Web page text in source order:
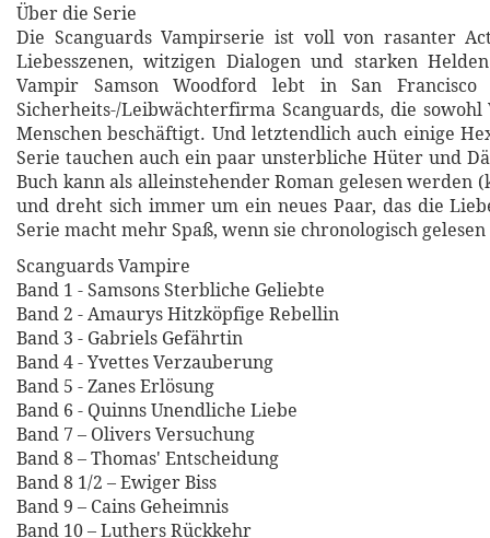
Über die Serie
Die Scanguards Vampirserie ist voll von rasanter
Liebesszenen, witzigen Dialogen und starken
Vampir Samson Woodford lebt in San
Sicherheits-/Leibwächterfirma Scanguards, die sowohl
Menschen beschäftigt. Und letztendlich auch einige
Serie tauchen auch ein paar unsterbliche Hüter und
Buch kann als alleinstehender Roman gelesen werden
und dreht sich immer um ein neues Paar, das die
Serie macht mehr Spaß, wenn sie chronologisch
Scanguards Vampire
Band 1 - Samsons Sterbliche Geliebte
Band 2 - Amaurys Hitzköpfige Rebellin
Band 3 - Gabriels Gefährtin
Band 4 - Yvettes Verzauberung
Band 5 - Zanes Erlösung
Band 6 - Quinns Unendliche Liebe
Band 7 – Olivers Versuchung
Band 8 – Thomas' Entscheidung
Band 8 1/2 – Ewiger Biss
Band 9 – Cains Geheimnis
Band 10 – Luthers Rückkehr